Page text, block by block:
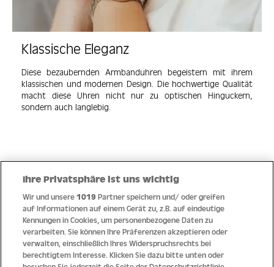
Klassische Eleganz
Diese bezaubernden Armbanduhren begeistern mit ihrem
klassischen und modernen Design. Die hochwertige Qualität
macht diese Uhren nicht nur zu optischen Hinguckern,
sondern auch langlebig.
Quick Links
Hilfe
Unternehmen
Ihre Privatsphäre ist uns wichtig
Wir und unsere1019 Partner speichern und/ oder greifen
auf Informationen auf einem Gerät zu, z.B. auf eindeutige
Kennungen in Cookies, um personenbezogene Daten zu
verarbeiten. Sie können Ihre Präferenzen akzeptieren oder
verwalten, einschließlich Ihres Widerspruchsrechts bei
berechtigtem Interesse. Klicken Sie dazu bitte unten oder